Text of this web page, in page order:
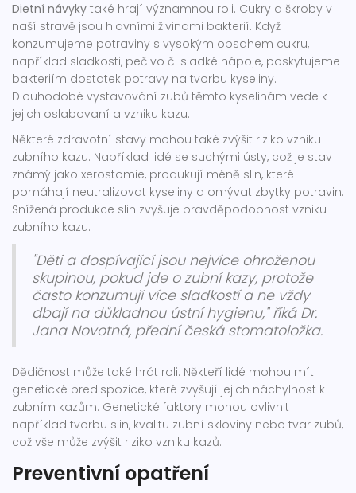
Dietní návyky také hrají významnou roli. Cukry a škroby v
naší stravě jsou hlavními živinami bakterií. Když
konzumujeme potraviny s vysokým obsahem cukru,
například sladkosti, pečivo či sladké nápoje, poskytujeme
bakteriím dostatek potravy na tvorbu kyseliny.
Dlouhodobé vystavování zubů těmto kyselinám vede k
jejich oslabovaní a vzniku kazu.
Některé zdravotní stavy mohou také zvýšit riziko vzniku
zubního kazu. Například lidé se suchými ústy, což je stav
známý jako xerostomie, produkují méně slin, které
pomáhají neutralizovat kyseliny a omývat zbytky potravin.
Snížená produkce slin zvyšuje pravděpodobnost vzniku
zubního kazu.
"Děti a dospívající jsou nejvíce ohroženou
skupinou, pokud jde o zubní kazy, protože
často konzumují více sladkostí a ne vždy
dbají na důkladnou ústní hygienu," říká Dr.
Jana Novotná, přední česká stomatoložka.
Dědičnost může také hrát roli. Někteří lidé mohou mít
genetické predispozice, které zvyšují jejich náchylnost k
zubním kazům. Genetické faktory mohou ovlivnit
například tvorbu slin, kvalitu zubní skloviny nebo tvar zubů,
což vše může zvýšit riziko vzniku kazů.
Preventivní opatření